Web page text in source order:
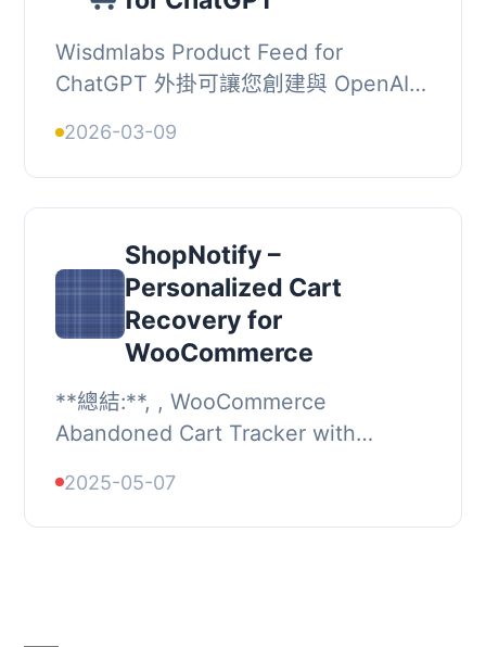
Wisdmlabs Product Feed for
ChatGPT 外掛可讓您創建與 OpenAI
供應，支持 JSONL 和 XML 格式，簡
化產品資料的整合與管理...
2026-03-09
ShopNotify –
Personalized Cart
Recovery for
WooCommerce
**總結:**, , WooCommerce
Abandoned Cart Tracker with
外掛程式，旨在幫助商店店主通過追蹤
被遺棄的購物車和向已登入...
2025-05-07